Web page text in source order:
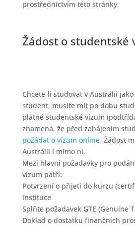
prostřednictvím této stránky.
Žádost o studentské
Chcete-li studovat v Austrálii
student, musíte mít po dobu
platné studentské vízum
znamená, že před zahájením
požádat o vízum online. Žádost
Austrálii i mimo ni.
Mezi hlavní požadavky pro
vízum patří:
Potvrzení o přijetí do kurzu
instituce
Splňte požadavek GTE (Genuine
Doklad o dostatku finančních